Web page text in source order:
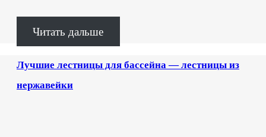
Читать дальше
Лучшие лестницы для бассейна — лестницы из
нержавейки